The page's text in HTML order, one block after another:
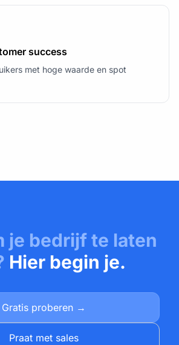
success
met hoge waarde en spot
je bedrijf te laten
Hier begin je.
Gratis proberen →
Praat met sales